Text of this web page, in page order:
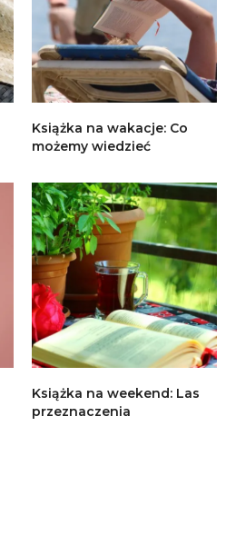
Książka na wakacje: Co
możemy wiedzieć
Książka na weekend: Las
przeznaczenia